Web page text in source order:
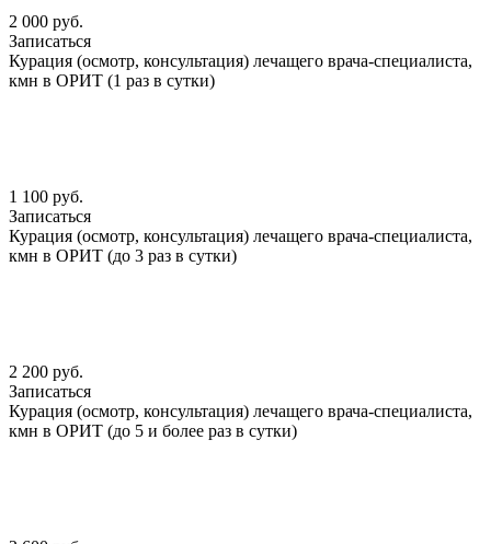
2 000 руб.
Записаться
Курация (осмотр, консультация) лечащего врача-специалиста,
кмн в ОРИТ (1 раз в сутки)
1 100 руб.
Записаться
Курация (осмотр, консультация) лечащего врача-специалиста,
кмн в ОРИТ (до 3 раз в сутки)
2 200 руб.
Записаться
Курация (осмотр, консультация) лечащего врача-специалиста,
кмн в ОРИТ (до 5 и более раз в сутки)